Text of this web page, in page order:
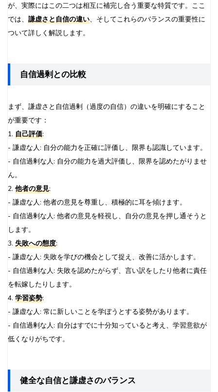
が、実際にはこの二つは相互に補完し合う重要な特質です。ここ
では、 謙虚さと自信の違い、そしてこれらのバランスの重要性に
ついて詳しく解説します。
自信過剰との比較
まず、謙虚さと自信過剰（過度の自信）の違いを明確にすること
が重要です：
1. 自己評価:
- 謙虚な人: 自分の能力を正確に評価し、限界も認識しています。
- 自信過剰な人: 自分の能力を過大評価し、限界を認めたがりませ
ん。
2. 他者の意見:
- 謙虚な人: 他者の意見を尊重し、積極的に耳を傾けます。
- 自信過剰な人: 他者の意見を軽視し、自分の意見を押し通そうと
します。
3. 失敗への態度:
- 謙虚な人: 失敗を学びの機会として捉え、改善に活かします。
- 自信過剰な人: 失敗を認めたがらず、言い訳をしたり他者に責任
を転嫁したりします。
4. 学習姿勢:
- 謙虚な人: 常に新しいことを学ぼうとする姿勢があります。
- 自信過剰な人: 自分はすでに十分知っていると考え、学習意欲が
低くなりがちです。
健全な自信と謙虚さのバランス